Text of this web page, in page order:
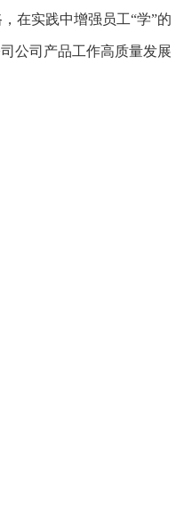
在实践中增强员工“学”的
公司产品工作高质量发展